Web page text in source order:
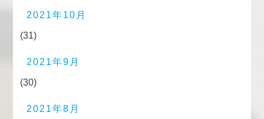
2021年10月
(31)
2021年9月
(30)
2021年8月